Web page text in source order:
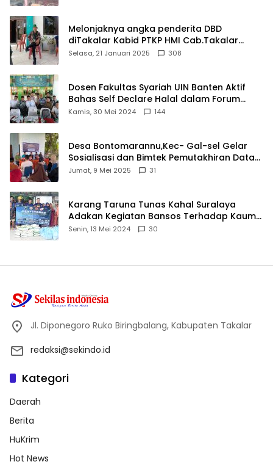
Melonjaknya angka penderita DBD
diTakalar Kabid PTKP HMI Cab.Takalar
angkat bicara
Selasa, 21 Januari 2025 308
Dosen Fakultas Syariah UIN Banten Aktif
Bahas Self Declare Halal dalam Forum
Ijtima Ulama MUI
Kamis, 30 Mei 2024 144
Desa Bontomarannu,Kec- Gal-sel Gelar
Sosialisasi dan Bimtek Pemutakhiran Data
ID
Jumat, 9 Mei 2025 31
Karang Taruna Tunas Kahal Suralaya
Adakan Kegiatan Bansos Terhadap Kaum
Dhuafa dan Anak Yatim-Piatu
Senin, 13 Mei 2024 30
Jl. Diponegoro Ruko Biringbalang, Kabupaten Takalar
redaksi@sekindo.id
Kategori
Daerah
Berita
HuKrim
Hot News